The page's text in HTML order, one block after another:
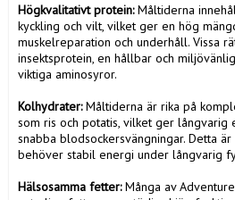
Högkvalitativt protein: Måltiderna
kyckling och vilt, vilket ger en hög
muskelreparation och underhåll. Vissa
insektsprotein, en hållbar och
viktiga aminosyror.
Kolhydrater: Måltiderna är rika på
som ris och potatis, vilket ger långvarig
snabba blodsockersvängningar. Detta
behöver stabil energi under långvarig
Hälsosamma fetter: Många av